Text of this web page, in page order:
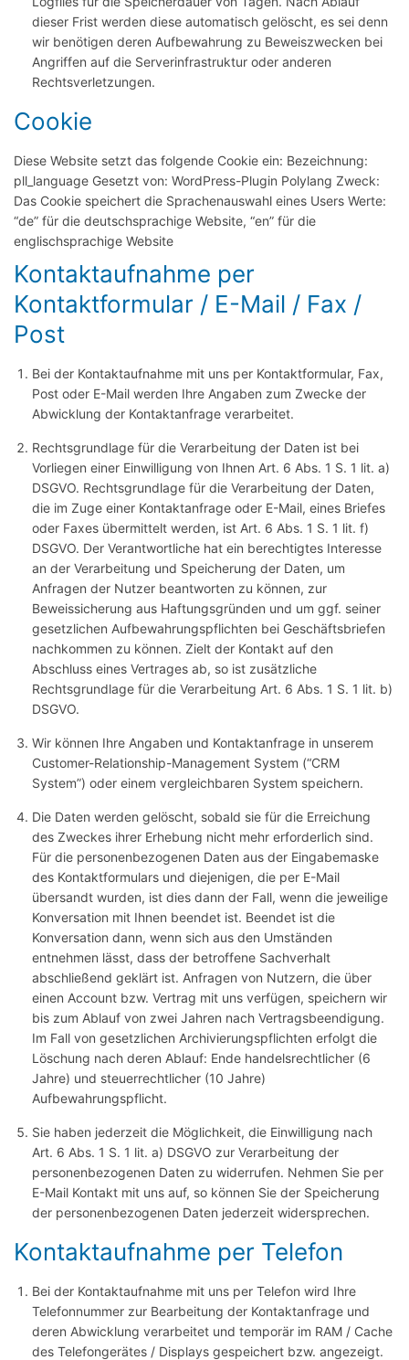
dieser Frist werden diese automatisch gelöscht, es sei denn
wir benötigen deren Aufbewahrung zu Beweiszwecken bei
Angriffen auf die Serverinfrastruktur oder anderen
Rechtsverletzungen.
Cookie
Diese Website setzt das folgende Cookie ein: Bezeichnung:
pll_language Gesetzt von: WordPress-Plugin Polylang Zweck:
Das Cookie speichert die Sprachenauswahl eines Users Werte:
“de” für die deutschsprachige Website, “en” für die
englischsprachige Website
Kontaktaufnahme per
Kontaktformular / E-Mail / Fax /
Post
Bei der Kontaktaufnahme mit uns per Kontaktformular, Fax,
Post oder E-Mail werden Ihre Angaben zum Zwecke der
Abwicklung der Kontaktanfrage verarbeitet.
Rechtsgrundlage für die Verarbeitung der Daten ist bei
Vorliegen einer Einwilligung von Ihnen Art. 6 Abs. 1 S. 1 lit. a)
DSGVO. Rechtsgrundlage für die Verarbeitung der Daten,
die im Zuge einer Kontaktanfrage oder E-Mail, eines Briefes
oder Faxes übermittelt werden, ist Art. 6 Abs. 1 S. 1 lit. f)
DSGVO. Der Verantwortliche hat ein berechtigtes Interesse
an der Verarbeitung und Speicherung der Daten, um
Anfragen der Nutzer beantworten zu können, zur
Beweissicherung aus Haftungsgründen und um ggf. seiner
gesetzlichen Aufbewahrungspflichten bei Geschäftsbriefen
nachkommen zu können. Zielt der Kontakt auf den
Abschluss eines Vertrages ab, so ist zusätzliche
Rechtsgrundlage für die Verarbeitung Art. 6 Abs. 1 S. 1 lit. b)
DSGVO.
Wir können Ihre Angaben und Kontaktanfrage in unserem
Customer-Relationship-Management System (“CRM
System”) oder einem vergleichbaren System speichern.
Die Daten werden gelöscht, sobald sie für die Erreichung
des Zweckes ihrer Erhebung nicht mehr erforderlich sind.
Für die personenbezogenen Daten aus der Eingabemaske
des Kontaktformulars und diejenigen, die per E-Mail
übersandt wurden, ist dies dann der Fall, wenn die jeweilige
Konversation mit Ihnen beendet ist. Beendet ist die
Konversation dann, wenn sich aus den Umständen
entnehmen lässt, dass der betroffene Sachverhalt
abschließend geklärt ist. Anfragen von Nutzern, die über
einen Account bzw. Vertrag mit uns verfügen, speichern wir
bis zum Ablauf von zwei Jahren nach Vertragsbeendigung.
Im Fall von gesetzlichen Archivierungspflichten erfolgt die
Löschung nach deren Ablauf: Ende handelsrechtlicher (6
Jahre) und steuerrechtlicher (10 Jahre)
Aufbewahrungspflicht.
Sie haben jederzeit die Möglichkeit, die Einwilligung nach
Art. 6 Abs. 1 S. 1 lit. a) DSGVO zur Verarbeitung der
personenbezogenen Daten zu widerrufen. Nehmen Sie per
E-Mail Kontakt mit uns auf, so können Sie der Speicherung
der personenbezogenen Daten jederzeit widersprechen.
Kontaktaufnahme per Telefon
Bei der Kontaktaufnahme mit uns per Telefon wird Ihre
Telefonnummer zur Bearbeitung der Kontaktanfrage und
deren Abwicklung verarbeitet und temporär im RAM / Cache
des Telefongerätes / Displays gespeichert bzw. angezeigt.